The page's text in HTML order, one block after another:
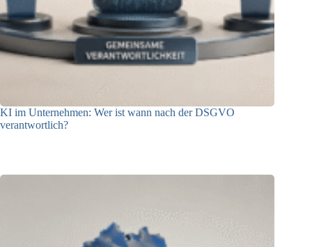
KI im Unternehmen: Wer ist wann nach der DSGVO
verantwortlich?